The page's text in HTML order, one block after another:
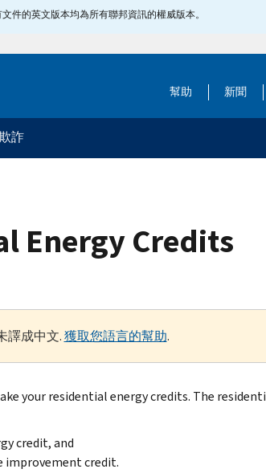
件的英文版本均為所有聯邦資訊的權威版本。
幫助 新聞
詐
Energy Credits
譯成中文.獲取您語言的幫助.
your residential energy credits. The
credit, and
improvement credit.